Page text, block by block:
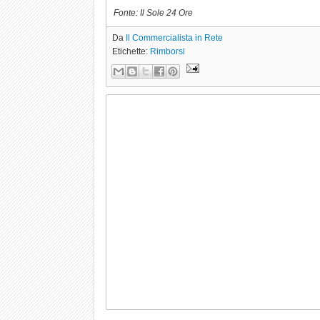
Fonte: Il Sole 24 Ore
Da
Il Commercialista in Rete
Etichette: Rimborsi